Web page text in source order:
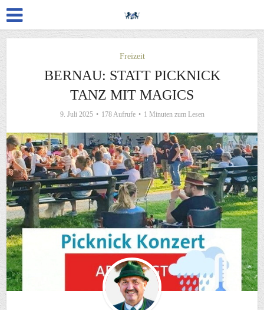
Freizeit
BERNAU: STATT PICKNICK
TANZ MIT MAGICS
9. Juli 2025 178 Aufrufe 1 Minuten zum Lesen